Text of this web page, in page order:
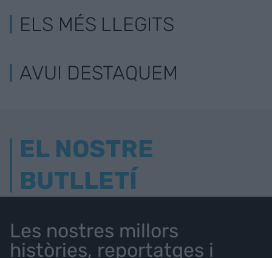
ELS MÉS LLEGITS
AVUI DESTAQUEM
EL NOSTRE
BUTLLETÍ
Les nostres millors
històries, reportatges i